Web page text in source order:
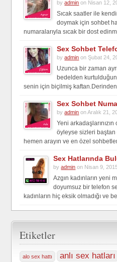
byadmin on Nisan 12,
Sıcak saatler ile
doymak için sohbet
numaralarıyla sıcak bir dost
Sex Sohbet
byadmin on Şubat 24,
Uzunca bir zaman
bedelden
senin için biçilmiş
Sex Sohbet
byadmin on Aralık 21,
Yeni
öyleyse sizleri
hemen arayın ve en özel
Sex Hatlarında
byadmin on Nisan 9,
Azgın kadınların yeni
doyumsuz bir telefon
kadınların hiç eksik olmadığı ve
Etiketler
alo sex hattı anlı sex hatları